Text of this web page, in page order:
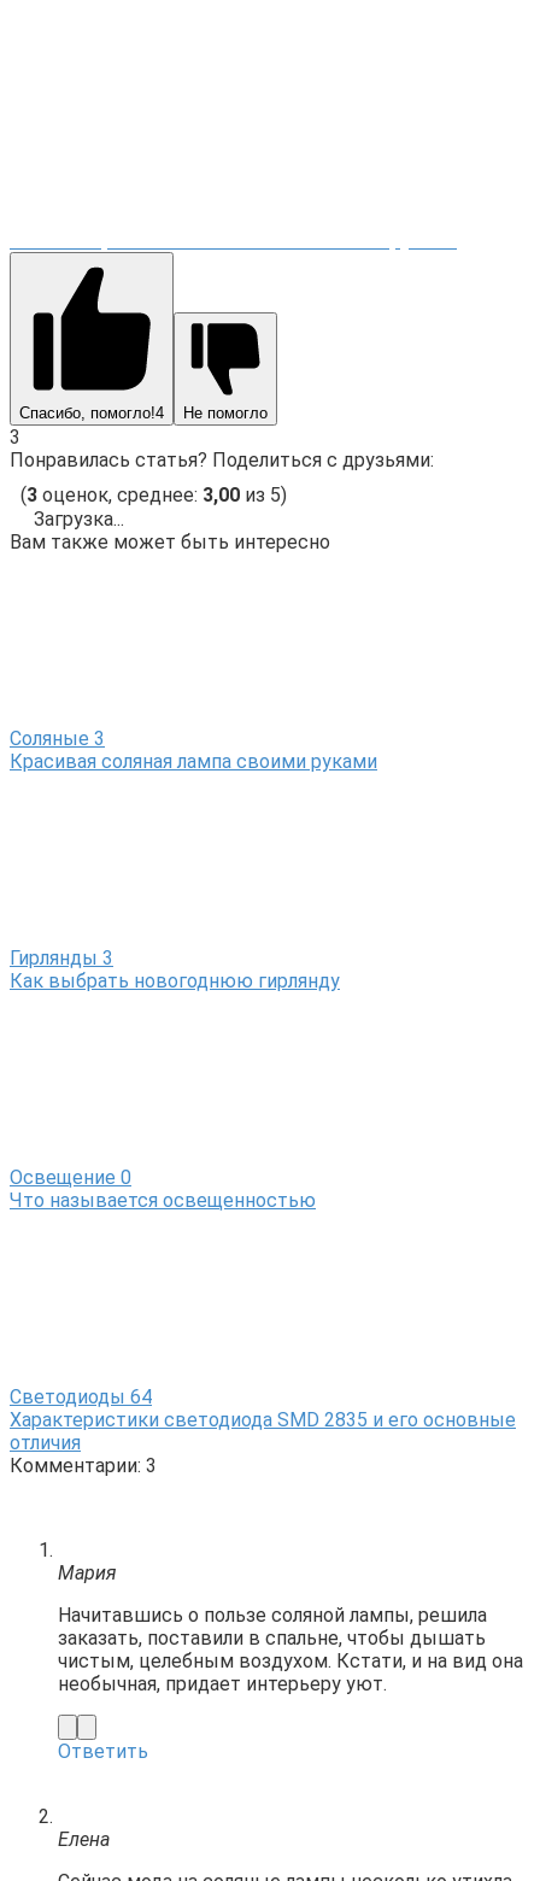
Спасибо, помогло!4 Не помогло
3
Понравилась статья? Поделиться с друзьями:
(3 оценок, среднее: 3,00 из 5)
Загрузка...
Вам также может быть интересно
Соляные 3
Красивая соляная лампа своими руками
Гирлянды 3
Как выбрать новогоднюю гирлянду
Освещение 0
Что называется освещенностью
Светодиоды 64
Характеристики светодиода SMD 2835 и его основные
отличия
Комментарии: 3
Мария
Начитавшись о пользе соляной лампы, решила
заказать, поставили в спальне, чтобы дышать
чистым, целебным воздухом. Кстати, и на вид она
необычная, придает интерьеру уют.
Ответить
Елена